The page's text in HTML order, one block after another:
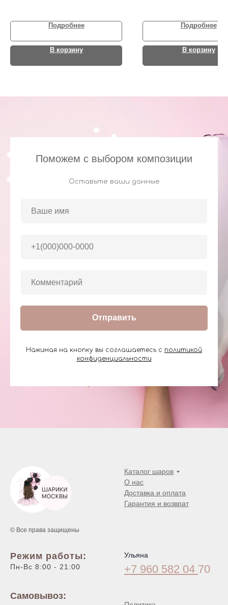
Подробнее
В корзину
Подробнее
В корзину
Поможем с выбором композиции
Оставьте ваши данные
Отправить
Нажимая на кнопку вы соглашаетесь с политикой
конфиденциальности
© Все права защищены
Каталог шаров
О нас
Доставка и оплата
Гарантия и возврат
Режим работы:
Пн-Вс 8:00 - 21:00
Самовывоз:
Ульяна
+7 960 582 04 70